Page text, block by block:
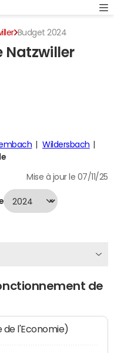
Budget 2024
Natzwiller
Wildersbach
Mise à jour le 07/11/25
de
de l'Economie)